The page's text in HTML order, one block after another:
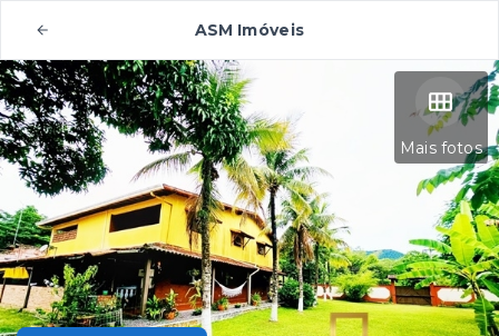
ASM Imóveis
Mais fotos